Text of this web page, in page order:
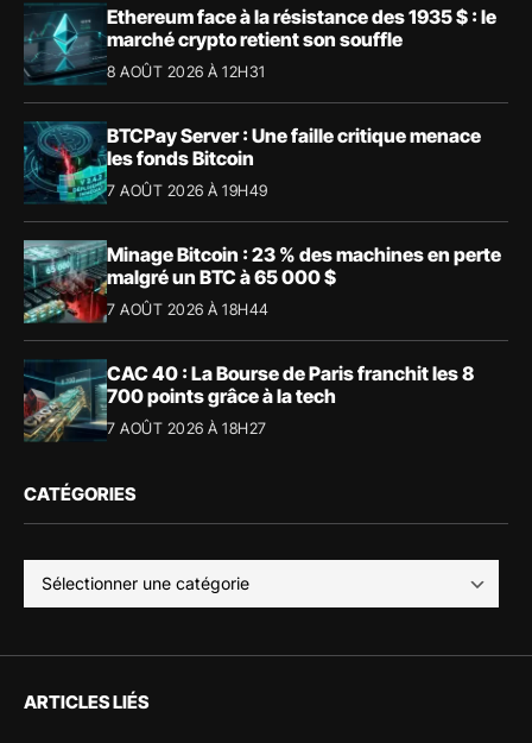
Ethereum face à la résistance des 1935 $ : le
marché crypto retient son souffle
8 AOÛT 2026 À 12H31
BTCPay Server : Une faille critique menace
les fonds Bitcoin
7 AOÛT 2026 À 19H49
Minage Bitcoin : 23 % des machines en perte
malgré un BTC à 65 000 $
7 AOÛT 2026 À 18H44
CAC 40 : La Bourse de Paris franchit les 8
700 points grâce à la tech
7 AOÛT 2026 À 18H27
CATÉGORIES
ARTICLES LIÉS